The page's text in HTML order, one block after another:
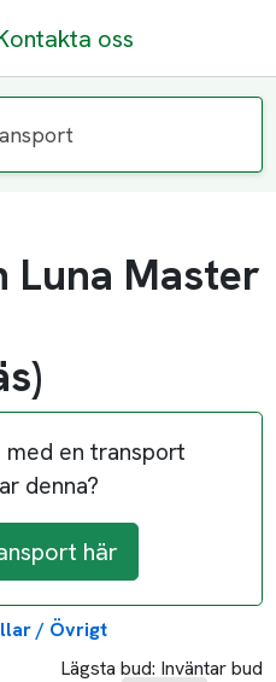
oss
Luna Master
med en transport
denna?
här
/ Övrigt
Lägsta bud: Inväntar bud